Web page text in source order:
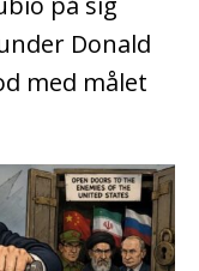
Donald
med målet